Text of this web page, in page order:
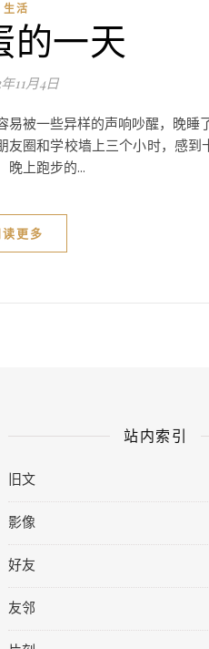
生活
的一天
11月4日
被一些异样的声响吵醒，晚睡
圈和学校墙上三个小时，感到
晚上跑步的...
读更多
站内索引
旧文
影像
好友
友邻